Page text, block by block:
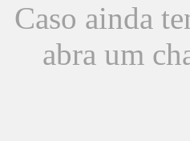
Caso ainda
abra um